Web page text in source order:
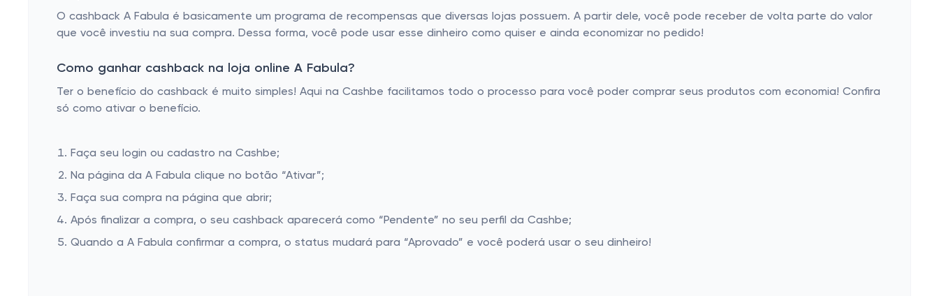
O cashback A Fabula é basicamente um programa de recompensas que diversas lojas possuem. A partir dele, você pode receber de volta parte do valor
que você investiu na sua compra. Dessa forma, você pode usar esse dinheiro como quiser e ainda economizar no pedido!
Como ganhar cashback na loja online A Fabula?
Ter o benefício do cashback é muito simples! Aqui na Cashbe facilitamos todo o processo para você poder comprar seus produtos com economia! Confira
só como ativar o benefício.
Faça seu login ou cadastro na Cashbe;
Na página da A Fabula clique no botão “Ativar”;
Faça sua compra na página que abrir;
Após finalizar a compra, o seu cashback aparecerá como “Pendente” no seu perfil da Cashbe;
Quando a A Fabula confirmar a compra, o status mudará para “Aprovado” e você poderá usar o seu dinheiro!